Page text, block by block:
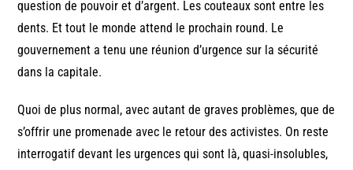
question de pouvoir et d’argent. Les couteaux sont entre les
dents. Et tout le monde attend le prochain round. Le
gouvernement a tenu une réunion d’urgence sur la sécurité
dans la capitale.
Quoi de plus normal, avec autant de graves problèmes, que de
s’offrir une promenade avec le retour des activistes. On reste
interrogatif devant les urgences qui sont là, quasi-insolubles,